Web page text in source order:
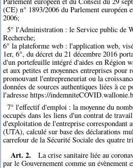
(CE) n° 1893/2006 du Parlement européen
2006;
5° l'Administration : le Service public de
Recherche;
6° la plateforme web : l'application web,
1er, 6°, du décret du 21 décembre 2016
d'un portefeuille intégré d'aides en Région
et aux petites et moyennes entreprises pour
promouvant l'entrepreneuriat ou la
données de sources authentiques liées à ce
l'adresse https://
7° l'effectif d'emploi : la moyenne du
occupés dans les liens d'un contrat de
d'exploitation de l'entreprise correspondant
(UTA), calculé sur base des déclarations
carrefour de la Sécurité Sociale des quatre
Art. 2.
La crise sanitaire liée au
par le Gouvernement comme un évènement